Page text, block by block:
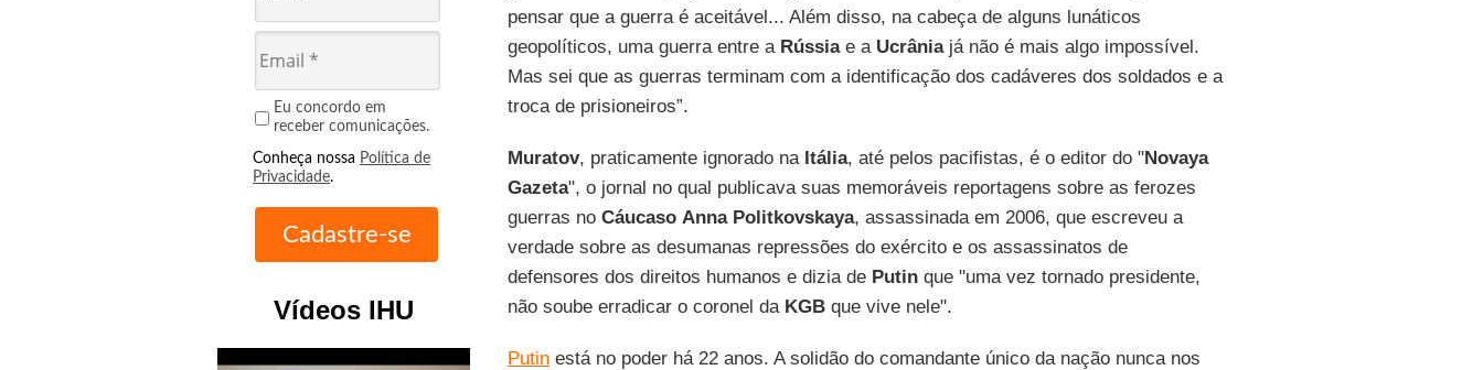
Eu concordo em
receber comunicações.
Conheça nossa Política de
Privacidade.
Vídeos IHU
pensar que a guerra é aceitável... Além disso, na cabeça de alguns lunáticos
geopolíticos, uma guerra entre a Rússiae a Ucrâniajá não é mais algo impossível.
Mas sei que as guerras terminam com a identificação dos cadáveres dos soldados e a
troca de prisioneiros”.
Muratov, praticamente ignorado na Itália, até pelos pacifistas, é o editor do "Novaya
Gazeta", o jornal no qual publicava suas memoráveis reportagens sobre as ferozes
guerras no Cáucaso Anna Politkovskaya, assassinada em 2006, que escreveu a
verdade sobre as desumanas repressões do exército e os assassinatos de
defensores dos direitos humanos e dizia de Putinque "uma vez tornado presidente,
não soube erradicar o coronel da KGBque vive nele".
Putinestá no poder há 22 anos. A solidão do comandante único da nação nunca nos